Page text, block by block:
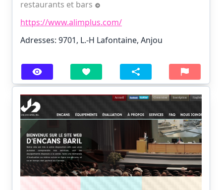
restaurants et bars
https://www.alimplus.com/
Adresses: 9701, L.-H Lafontaine, Anjou